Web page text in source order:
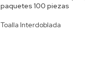
paquetes 100 piezas
Toalla Interdoblada